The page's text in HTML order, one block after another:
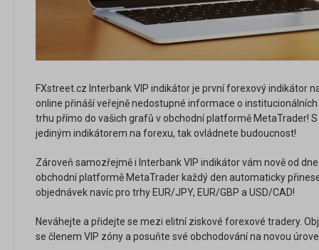
FXstreet.cz Interbank VIP indikátor je první forexový indikátor
online přináší veřejně nedostupné informace o
trhu přímo do vašich grafů v obchodní platformě MetaTrader!
jediným indikátorem na forexu, tak ovládnete budoucnost!
Zároveň samozřejmě i Interbank VIP indikátor vám nově od
obchodní platformě MetaTrader každý den automaticky
objednávek navíc pro trhy EUR/JPY, EUR/GBP a USD/CAD!
Neváhejte a přidejte se mezi elitní ziskové forexové tradery.
se členem VIP zóny a posuňte své obchodování na novou